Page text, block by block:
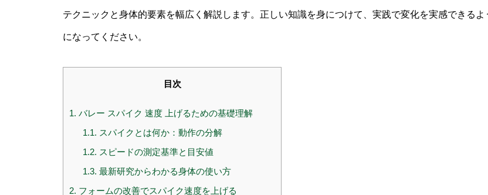
テクニックと身体的要素を幅広く解説します。正しい知識を身につけて、実践で変化を実感できるよ
になってください。
目次
1. バレー スパイク 速度 上げるための基礎理解
1.1. スパイクとは何か：動作の分解
1.2. スピードの測定基準と目安値
1.3. 最新研究からわかる身体の使い方
2. フォームの改善でスパイク速度を上げる